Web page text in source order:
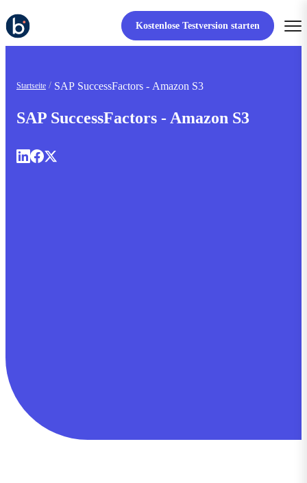
Kostenlose Testversion starten
Startseite SAP SuccessFactors - Amazon S3
SAP SuccessFactors - Amazon S3